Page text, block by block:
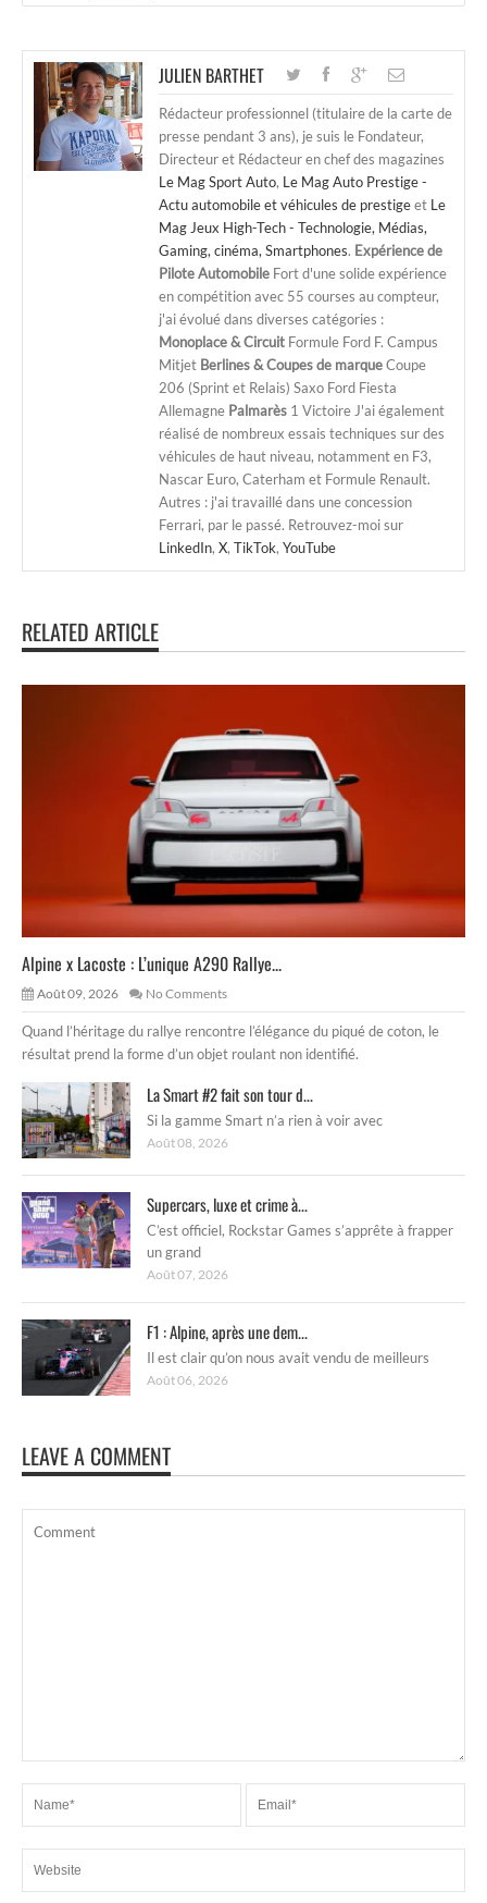
JULIEN BARTHET
Rédacteur professionnel (titulaire de la carte de
presse pendant 3 ans), je suis le Fondateur,
Directeur et Rédacteur en chef des magazines
Le Mag Sport Auto, Le Mag Auto Prestige -
Actu automobile et véhicules de prestigeet Le
Mag Jeux High-Tech - Technologie, Médias,
Gaming, cinéma, Smartphones. Expérience de
Pilote Automobile Fort d'une solide expérience
en compétition avec 55 courses au compteur,
j'ai évolué dans diverses catégories :
Monoplace & Circuit Formule Ford F. Campus
Mitjet Berlines & Coupes de marqueCoupe
206 (Sprint et Relais) Saxo Ford Fiesta
Allemagne Palmarès 1 Victoire J'ai également
réalisé de nombreux essais techniques sur des
véhicules de haut niveau, notamment en F3,
Nascar Euro, Caterham et Formule Renault.
Autres : j'ai travaillé dans une concession
Ferrari, par le passé. Retrouvez-moi sur
LinkedIn, X, TikTok, YouTube
RELATED ARTICLE
Alpine x Lacoste : L’unique A290 Rallye...
Août 09, 2026 No Comments
Quand l’héritage du rallye rencontre l’élégance du piqué de coton, le
résultat prend la forme d’un objet roulant non identifié.
La Smart #2 fait son tour d...
Si la gamme Smart n’a rien à voir avec
Août 08, 2026
Supercars, luxe et crime à...
C’est officiel, Rockstar Games s’apprête à frapper
un grand
Août 07, 2026
F1 : Alpine, après une dem...
Il est clair qu’on nous avait vendu de meilleurs
Août 06, 2026
LEAVE A COMMENT